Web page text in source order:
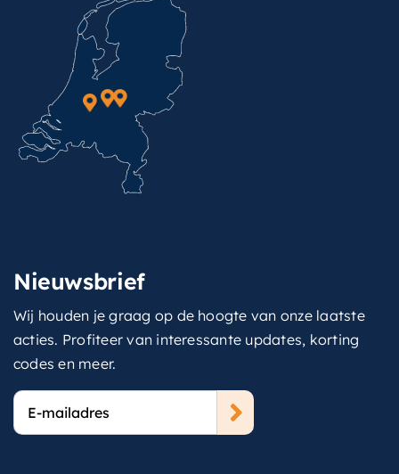
Nieuwsbrief
Wij houden je graag op de hoogte van onze laatste
acties. Profiteer van interessante updates, korting
codes en meer.
E-
mailadres